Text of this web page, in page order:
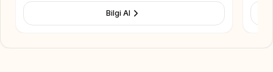
Bilgi Al